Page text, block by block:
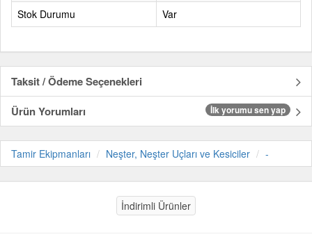
Stok Durumu
Var
Taksit / Ödeme Seçenekleri
Ürün Yorumları
İlk yorumu sen yap
Tamir Ekipmanları Neşter, Neşter Uçları ve Kesiciler -
İndirimli Ürünler